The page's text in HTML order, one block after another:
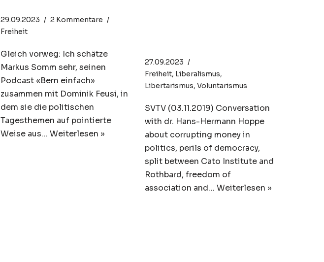
29.09.2023
2 Kommentare
Freiheit
Gleich vorweg: Ich schätze
Markus Somm sehr, seinen
Podcast «Bern einfach»
zusammen mit Dominik Feusi, in
dem sie die politischen
Tagesthemen auf pointierte
Weise aus… Weiterlesen »
27.09.2023
Freiheit, Liberalismus,
Libertarismus, Voluntarismus
SVTV (03.11.2019) Conversation
with dr. Hans-Hermann Hoppe
about corrupting money in
politics, perils of democracy,
split between Cato Institute and
Rothbard, freedom of
association and… Weiterlesen »